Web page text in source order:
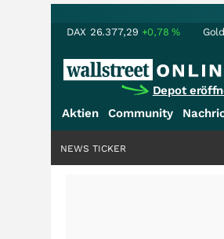
DAX 26.377,29 +0,78% Gold
Depot
Aktien Community
NEWS TICKER